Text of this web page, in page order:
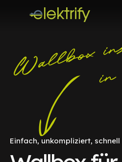
Einfach, unkompliziert, schnell